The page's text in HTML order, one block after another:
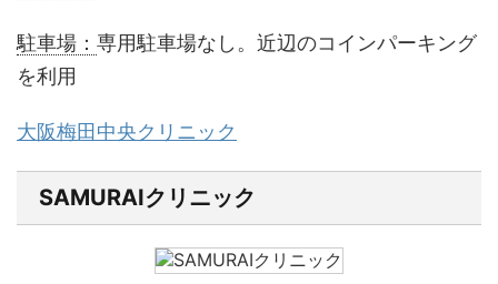
駐車場： 専用駐車場なし。近辺のコインパーキング
を利用
大阪梅田中央クリニック
SAMURAIクリニック